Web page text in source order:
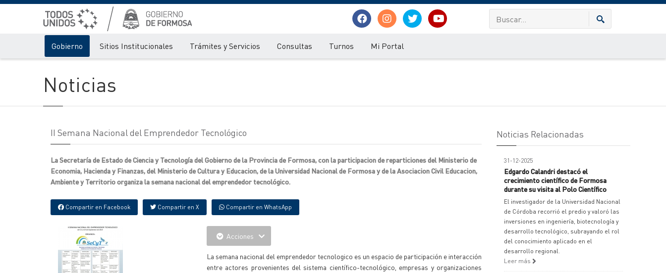
Gobierno Sitios Institucionales Trámites y Servicios Consultas Turnos Mi Portal
Noticias
II Semana Nacional del Emprendedor Tecnológico
La Secretaría de Estado de Ciencia y Tecnología del Gobierno de la Provincia de Formosa, con la participacion de reparticiones del Ministerio de
Economia, Hacienda y Finanzas, del Ministerio de Cultura y Educacion, de la Universidad Nacional de Formosa y de la Asociacion Civil Educacion,
Ambiente y Territorio organiza la semana nacional del emprendedor tecnológico.
Compartir en Facebook Compartir en X Compartir en WhatsApp
Acciones
La semana nacional del emprendedor tecnologico es un espacio de participación e interacción
entre actores provenientes del sistema científico-tecnológico, empresas y organizaciones
Noticias Relacionadas
31-12-2025
Edgardo Calandri destacó el
crecimiento científico de Formosa
durante su visita al Polo Científico
El investigador de la Universidad Nacional
de Córdoba recorrió el predio y valoró las
inversiones en ingeniería, biotecnología y
desarrollo tecnológico, subrayando el rol
del conocimiento aplicado en el
desarrollo regional.
Leer más